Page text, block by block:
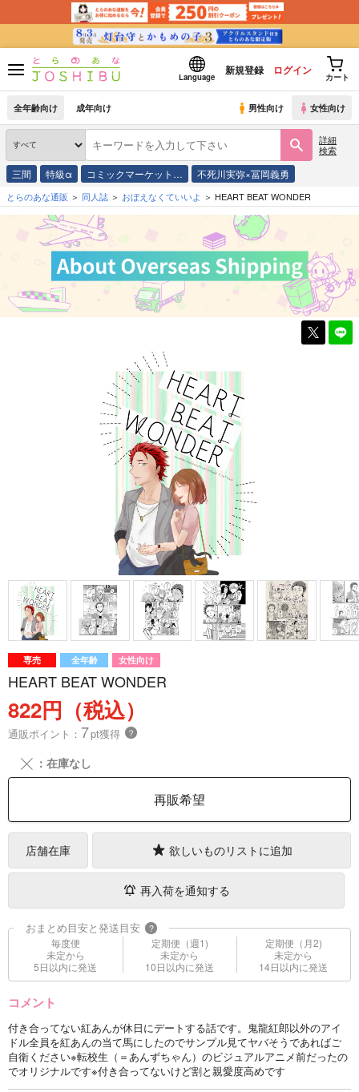
Language
新規登録 ログイン
カート
全年齢向け 成年向け 男性向け 女性向け
詳細
検索
三間 特級α コミックマーケット… 不死川実弥×冨岡義勇
とらのあな通販 同人誌 おぼえなくていいよ HEART BEAT WONDER
専売 全年齢 女性向け
HEART BEAT WONDER
822円（税込）
通販ポイント： 7pt獲得 ？
╳ ：在庫なし
再販希望
店舗在庫 欲しいものリストに追加
再入荷を通知する
おまとめ目安と発送目安 ?
毎度便
未定から
5日以内に発送
定期便（週1)
未定から
10日以内に発送
定期便（月2)
未定から
14日以内に発送
コメント
付き合ってない紅あんが休日にデートする話です。鬼龍紅郎以外のアイ
ドル全員を紅あんの当て馬にしたのでサンプル見てヤバそうであればご
自衛ください※転校生（＝あんずちゃん）のビジュアルアニメ前だったの
でオリジナルです※付き合ってないけど割と親愛度高めです